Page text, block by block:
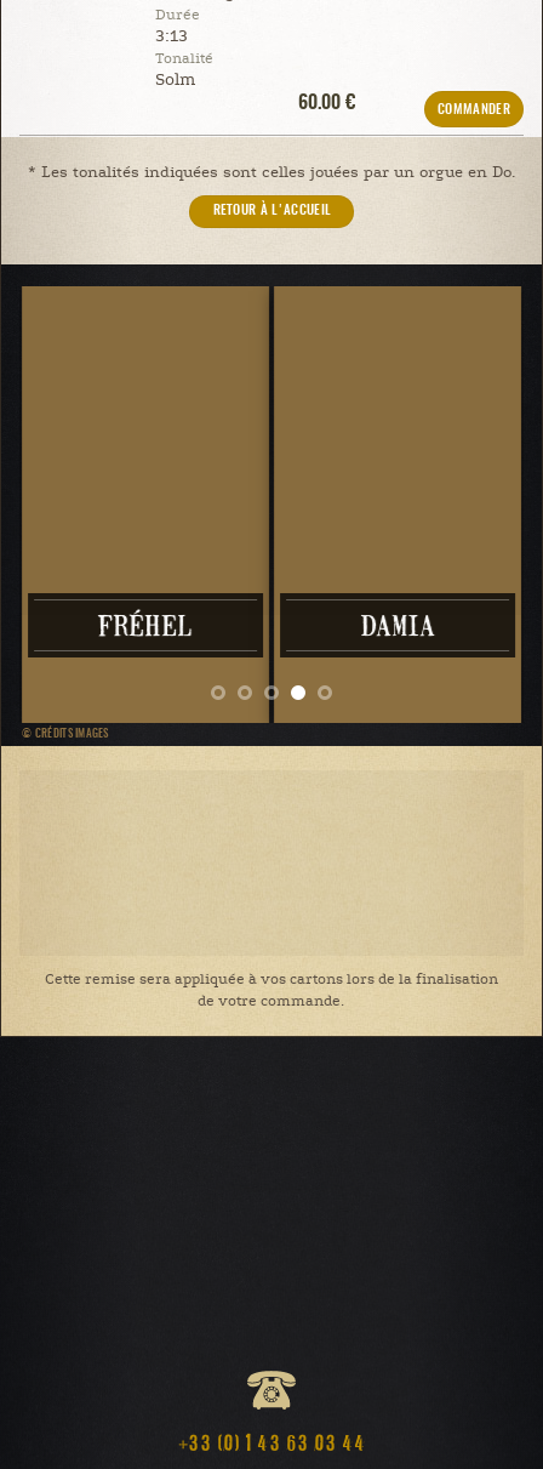
Durée
3:13
Tonalité
Solm
60.00 €
COMMANDER
* Les tonalités indiquées sont celles jouées par un orgue en Do.
RETOUR À L'ACCUEIL
FRÉHEL DAMIA
© CRÉDITS IMAGES
Cette remise sera appliquée à vos cartons lors de la finalisation
de votre commande.
+33 (0) 1 43 63 03 44